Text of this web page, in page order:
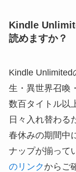
Kindle
読めますか？
Kindle Unlimited
生・異世界召喚
数百タイトル以
日々入れ替わる
春休みの期間中
ナップが揃って
のリンク からご